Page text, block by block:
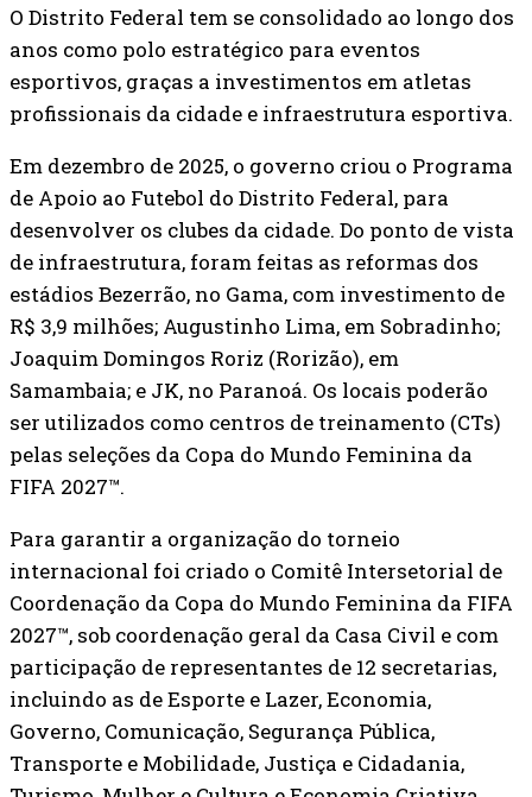
O Distrito Federal tem se consolidado ao longo dos
anos como polo estratégico para eventos
esportivos, graças a investimentos em atletas
profissionais da cidade e infraestrutura esportiva.
Em dezembro de 2025, o governo criou o Programa
de Apoio ao Futebol do Distrito Federal, para
desenvolver os clubes da cidade. Do ponto de vista
de infraestrutura, foram feitas as reformas dos
estádios Bezerrão, no Gama, com investimento de
R$ 3,9 milhões; Augustinho Lima, em Sobradinho;
Joaquim Domingos Roriz (Rorizão), em
Samambaia; e JK, no Paranoá. Os locais poderão
ser utilizados como centros de treinamento (CTs)
pelas seleções da Copa do Mundo Feminina da
FIFA 2027™.
Para garantir a organização do torneio
internacional foi criado o Comitê Intersetorial de
Coordenação da Copa do Mundo Feminina da FIFA
2027™, sob coordenação geral da Casa Civil e com
participação de representantes de 12 secretarias,
incluindo as de Esporte e Lazer, Economia,
Governo, Comunicação, Segurança Pública,
Transporte e Mobilidade, Justiça e Cidadania,